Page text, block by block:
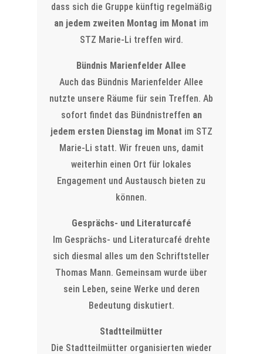
dass sich die Gruppe künftig regelmäßig
an jedem zweiten Montag im Monat im
STZ Marie-Li treffen wird.
Bündnis Marienfelder Allee
Auch das Bündnis Marienfelder Allee
nutzte unsere Räume für sein Treffen. Ab
sofort findet das Bündnistreffen an
jedem ersten Dienstag im Monat im STZ
Marie-Li statt. Wir freuen uns, damit
weiterhin einen Ort für lokales
Engagement und Austausch bieten zu
können.
Gesprächs- und Literaturcafé
Im Gesprächs- und Literaturcafé drehte
sich diesmal alles um den Schriftsteller
Thomas Mann. Gemeinsam wurde über
sein Leben, seine Werke und deren
Bedeutung diskutiert.
Stadtteilmütter
Die Stadtteilmütter organisierten wieder